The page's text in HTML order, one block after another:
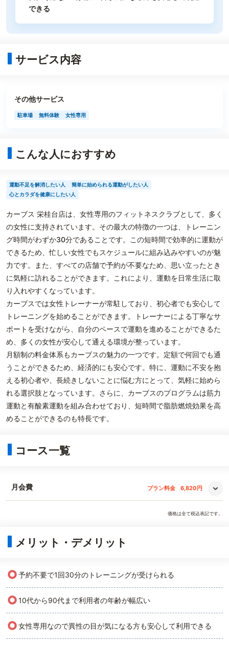
できる
サービス内容
その他サービス
駐車場 無料体験 女性専用
こんな人におすすめ
運動不足を解消したい人
簡単に始められる運動がしたい人
心とカラダを健康にしたい人
カーブス 栄桂台店は、女性専用のフィットネスクラブとして、多く
の女性に支持されています。その最大の特徴の一つは、トレーニン
グ時間がわずか30分であることです。この短時間で効率的に運動が
できるため、忙しい女性でもスケジュールに組み込みやすいのが魅
力です。また、すべての店舗で予約が不要なため、思い立ったとき
に気軽に訪れることができます。これにより、運動を日常生活に取
り入れやすくなっています。
カーブスでは女性トレーナーが常駐しており、初心者でも安心して
トレーニングを始めることができます。トレーナーによる丁寧なサ
ポートを受けながら、自分のペースで運動を進めることができるた
め、多くの女性が安心して通える環境が整っています。
月額制の料金体系もカーブスの魅力の一つです。定額で何回でも通
うことができるため、経済的にも安心です。特に、運動に不安を抱
える初心者や、長続きしないことに悩む方にとって、気軽に始めら
れる選択肢となっています。さらに、カーブスのプログラムは筋力
運動と有酸素運動を組み合わせており、短時間で脂肪燃焼効果を高
めることができるのも特長です。
コース一覧
月会費 プラン料金 6,820円
価格は全て税込表記です。
メリット・デメリット
○予約不要で1回30分のトレーニングが受けられる
○10代から90代まで利用者の年齢が幅広い
○女性専用なので異性の目が気になる方も安心して利用できる